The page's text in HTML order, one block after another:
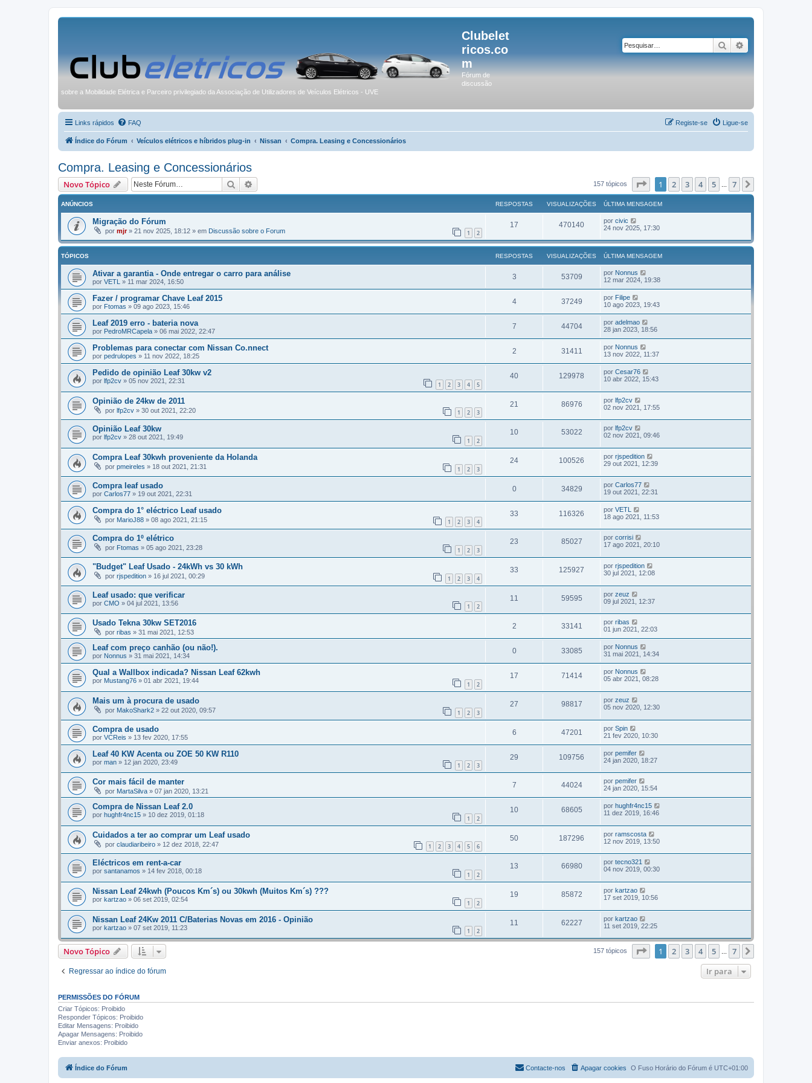
Clubelet
ricos.co
m
Fórum de
discussão
sobre a Mobilidade Elétrica e Parceiro privilegiado da Associação de Utilizadores de Veículos Elétricos - UVE
Pesquisar
Links rápidos FAQ Ligue-se
Registe-se
Índice do Fórum Veículos elétricos e híbridos plug-in Nissan Compra. Leasing e Concessionários
Compra. Leasing e Concessionários
Novo Tópico Pesquisar 157 tópicos Página1 de
1 2 3 4 5 7
ANÚNCIOS RESPOSTAS VISUALIZAÇÕES ÚLTIMA MENSAGEM
Migração do Fórum
por mjr» 21 nov 2025, 18:12 » em Discussão sobre o Forum 1 2
17 470140 por civic
24 nov 2025, 17:30
TÓPICOS RESPOSTAS VISUALIZAÇÕES ÚLTIMA MENSAGEM
Ativar a garantia - Onde entregar o carro para análise
por VETL » 11 mar 2024, 16:50
3 53709 por Nonnus
12 mar 2024, 19:38
Fazer / programar Chave Leaf 2015
por Ftomas » 09 ago 2023, 15:46
4 37249 por Filipe
10 ago 2023, 19:43
Leaf 2019 erro - bateria nova
por PedroMRCapela » 06 mai 2022, 22:47
7 44704 por adelmao
28 jan 2023, 18:56
Problemas para conectar com Nissan Co.nnect
por pedrulopes » 11 nov 2022, 18:25
2 31411 por Nonnus
13 nov 2022, 11:37
Pedido de opinião Leaf 30kw v2
por lfp2cv » 05 nov 2021, 22:31 1 2 3 4 5
40 129978 por Cesar76
10 abr 2022, 15:43
Opinião de 24kw de 2011
por lfp2cv » 30 out 2021, 22:20 1 2 3
21 86976 por lfp2cv
02 nov 2021, 17:55
Opinião Leaf 30kw
por lfp2cv » 28 out 2021, 19:49 1 2
10 53022 por lfp2cv
02 nov 2021, 09:46
Compra Leaf 30kwh proveniente da Holanda
por pmeireles » 18 out 2021, 21:31 1 2 3
24 100526 por rjspedition
29 out 2021, 12:39
Compra leaf usado
por Carlos77 » 19 out 2021, 22:31
0 34829 por Carlos77
19 out 2021, 22:31
Compra do 1° eléctrico Leaf usado
por MarioJ88 » 08 ago 2021, 21:15 1 2 3 4
33 116326 por VETL
18 ago 2021, 11:53
Compra do 1º elétrico
por Ftomas » 05 ago 2021, 23:28 1 2 3
23 85027 por corrisi
17 ago 2021, 20:10
"Budget" Leaf Usado - 24kWh vs 30 kWh
por rjspedition » 16 jul 2021, 00:29 1 2 3 4
33 125927 por rjspedition
30 jul 2021, 12:08
Leaf usado: que verificar
por CMO » 04 jul 2021, 13:56 1 2
11 59595 por zeuz
09 jul 2021, 12:37
Usado Tekna 30kw SET2016
por ribas » 31 mai 2021, 12:53
2 33141 por ribas
01 jun 2021, 22:03
Leaf com preço canhão (ou não!).
por Nonnus » 31 mai 2021, 14:34
0 33085 por Nonnus
31 mai 2021, 14:34
Qual a Wallbox indicada? Nissan Leaf 62kwh
por Mustang76 » 01 abr 2021, 19:44 1 2
17 71414 por Nonnus
05 abr 2021, 08:28
Mais um à procura de usado
por MakoShark2 » 22 out 2020, 09:57 1 2 3
27 98817 por zeuz
05 nov 2020, 12:30
Compra de usado
por VCReis » 13 fev 2020, 17:55
6 47201 por Spin
21 fev 2020, 10:30
Leaf 40 KW Acenta ou ZOE 50 KW R110
por man » 12 jan 2020, 23:49 1 2 3
29 109756 por pemifer
24 jan 2020, 18:27
Cor mais fácil de manter
por MartaSilva » 07 jan 2020, 13:21
7 44024 por pemifer
24 jan 2020, 15:54
Compra de Nissan Leaf 2.0
por hughfr4nc15 » 10 dez 2019, 01:18 1 2
10 68605 por hughfr4nc15
11 dez 2019, 16:46
Cuidados a ter ao comprar um Leaf usado
por claudiaribeiro » 12 dez 2018, 22:47 1 2 3 4 5 6
50 187296 por ramscosta
12 nov 2019, 13:50
Eléctricos em rent-a-car
por santanamos » 14 fev 2018, 00:18 1 2
13 66980 por tecno321
04 nov 2019, 00:30
Nissan Leaf 24kwh (Poucos Km´s) ou 30kwh (Muitos Km´s) ???
por kartzao » 06 set 2019, 02:54 1 2
19 85872 por kartzao
17 set 2019, 10:56
Nissan Leaf 24Kw 2011 C/Baterias Novas em 2016 - Opinião
por kartzao » 07 set 2019, 11:23 1 2
11 62227 por kartzao
11 set 2019, 22:25
Novo Tópico 157 tópicos Página1 de
1 2 3 4 5 7
Regressar ao índice do fórum Ir para
PERMISSÕES DO FÓRUM
Criar Tópicos: Proibido
Responder Tópicos: Proibido
Editar Mensagens: Proibido
Apagar Mensagens: Proibido
Enviar anexos: Proibido
Índice do Fórum O Fuso Horário do Fórum é UTC+01:00
Apagar cookies
Contacte-nos